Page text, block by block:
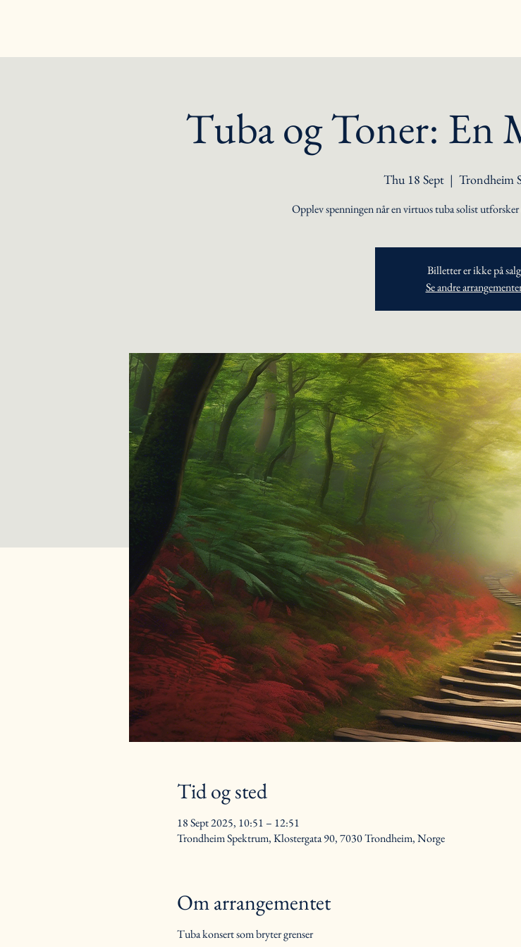
Tuba og Toner: En
Thu 18 Sept
  |
Trondheim
Opplev spenningen når en virtuos tuba solist
Billetter er ikke på salg
Se andre
Tid og sted
18 Sept 2025, 10:51 – 12:51
Trondheim Spektrum, Klostergata 90, 7030 Trondheim, Norge
Om arrangementet
Tuba konsert som bryter grenser